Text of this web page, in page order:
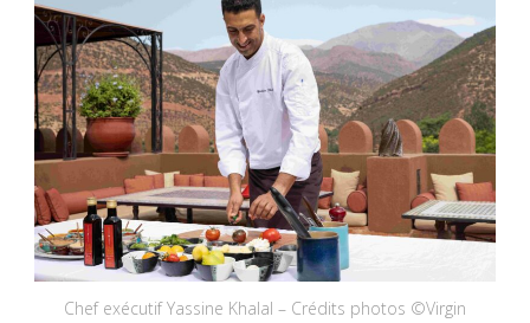
Chef exécutif Yassine Khalal – Crédits photos ©Virgin